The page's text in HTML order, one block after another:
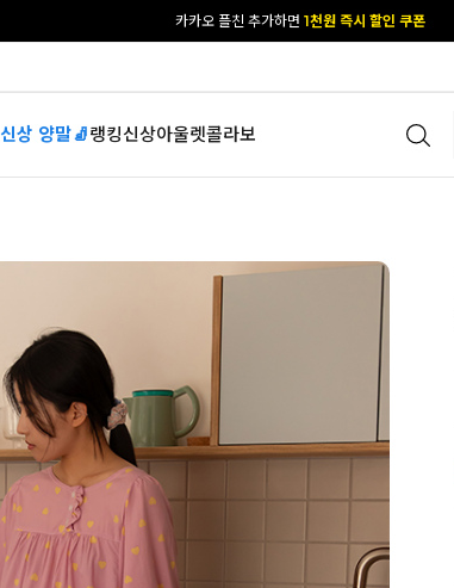
[공식몰 단독] 앱 다운받고2% 결제 할인 받기
신상 양말🧦랭킹신상아울렛콜라보